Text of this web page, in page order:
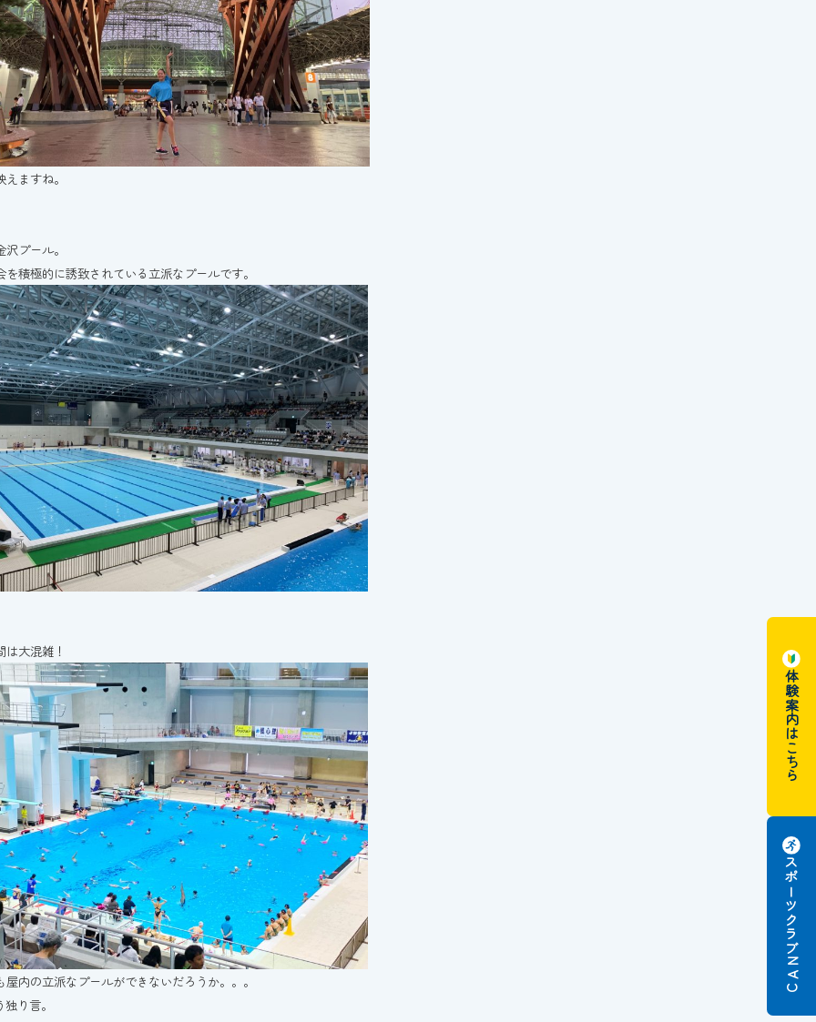
ますね。
プール。
を積極的に誘致されている立派なプールです。
は大混雑！
屋内の立派なプールができないだろうか。。。
り言。
体験案内はこちら
スポーツクラブ
N
A
C